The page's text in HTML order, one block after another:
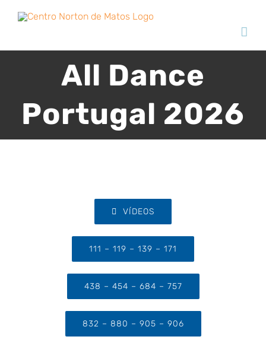
All Dance
Portugal 2026
VÍDEOS
111 – 119 – 139 – 171
438 – 454 – 684 – 757
832 – 880 – 905 – 906